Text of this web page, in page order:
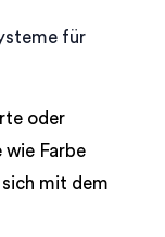
für
oder
Farbe
mit dem